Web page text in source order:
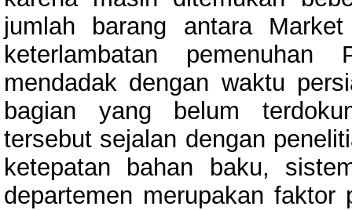
jumlah barang antara
keterlambatan
mendadak dengan waktu
bagian yang belum
tersebut sejalan dengan
ketepatan bahan baku,
departemen merupakan faktor